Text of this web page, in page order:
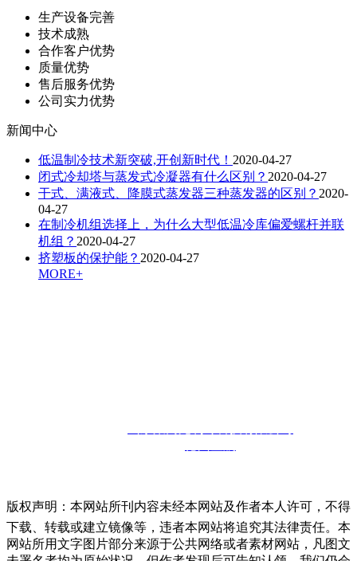
生产设备完善
技术成熟
合作客户优势
质量优势
售后服务优势
公司实力优势
新闻中心
低温制冷技术新突破,开创新时代！ 2020-04-27
闭式冷却塔与蒸发式冷凝器有什么区别？ 2020-04-27
干式、满液式、降膜式蒸发器三种蒸发器的区别？ 2020-
04-27
在制冷机组选择上，为什么大型低温冷库偏爱螺杆并联
机组？ 2020-04-27
挤塑板的保护能？ 2020-04-27
MORE+
版权声明：本网站所刊内容未经本网站及作者本人许可，不得
下载、转载或建立镜像等，违者本网站将追究其法律责任。本
网站所用文字图片部分来源于公共网络或者素材网站，凡图文